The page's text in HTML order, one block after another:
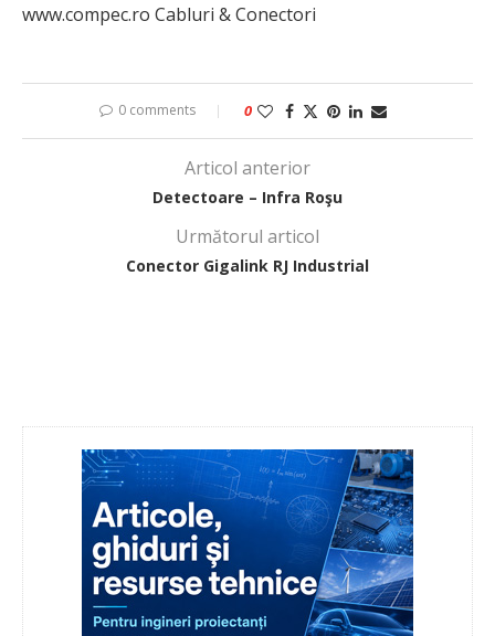
www.compec.ro Cabluri & Conectori
0 comments 0
Articol anterior
Detectoare – Infra Roşu
Următorul articol
Conector Gigalink RJ Industrial